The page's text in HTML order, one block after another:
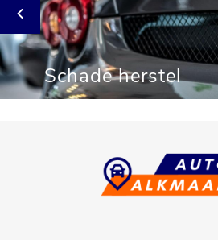
Schade herstel